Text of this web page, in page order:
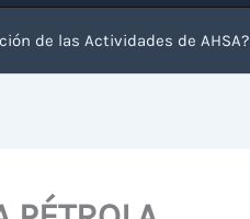
de las Actividades de AHSA?